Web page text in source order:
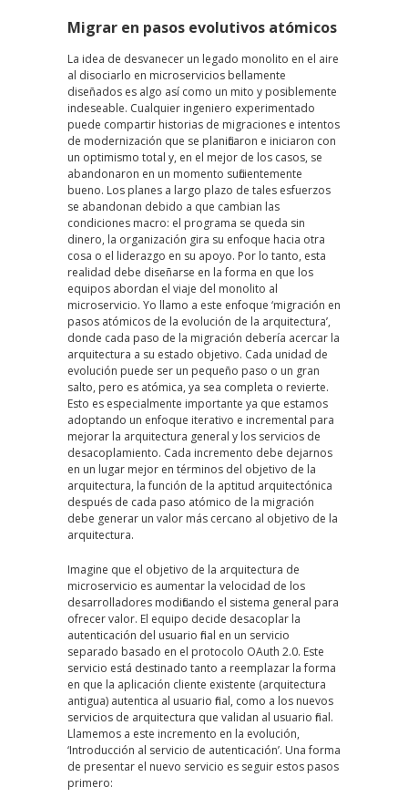
Migrar en pasos evolutivos atómicos
La idea de desvanecer un legado monolito en el aire
al disociarlo en microservicios bellamente
diseñados es algo así como un mito y posiblemente
indeseable. Cualquier ingeniero experimentado
puede compartir historias de migraciones e intentos
de modernización que se planificaron e iniciaron con
un optimismo total y, en el mejor de los casos, se
abandonaron en un momento suficientemente
bueno. Los planes a largo plazo de tales esfuerzos
se abandonan debido a que cambian las
condiciones macro: el programa se queda sin
dinero, la organización gira su enfoque hacia otra
cosa o el liderazgo en su apoyo. Por lo tanto, esta
realidad debe diseñarse en la forma en que los
equipos abordan el viaje del monolito al
microservicio. Yo llamo a este enfoque ‘migración en
pasos atómicos de la evolución de la arquitectura’,
donde cada paso de la migración debería acercar la
arquitectura a su estado objetivo. Cada unidad de
evolución puede ser un pequeño paso o un gran
salto, pero es atómica, ya sea completa o revierte.
Esto es especialmente importante ya que estamos
adoptando un enfoque iterativo e incremental para
mejorar la arquitectura general y los servicios de
desacoplamiento. Cada incremento debe dejarnos
en un lugar mejor en términos del objetivo de la
arquitectura, la función de la aptitud arquitectónica
después de cada paso atómico de la migración
debe generar un valor más cercano al objetivo de la
arquitectura.
Imagine que el objetivo de la arquitectura de
microservicio es aumentar la velocidad de los
desarrolladores modificando el sistema general para
ofrecer valor. El equipo decide desacoplar la
autenticación del usuario final en un servicio
separado basado en el protocolo OAuth 2.0. Este
servicio está destinado tanto a reemplazar la forma
en que la aplicación cliente existente (arquitectura
antigua) autentica al usuario final, como a los nuevos
servicios de arquitectura que validan al usuario final.
Llamemos a este incremento en la evolución,
‘Introducción al servicio de autenticación’. Una forma
de presentar el nuevo servicio es seguir estos pasos
primero: